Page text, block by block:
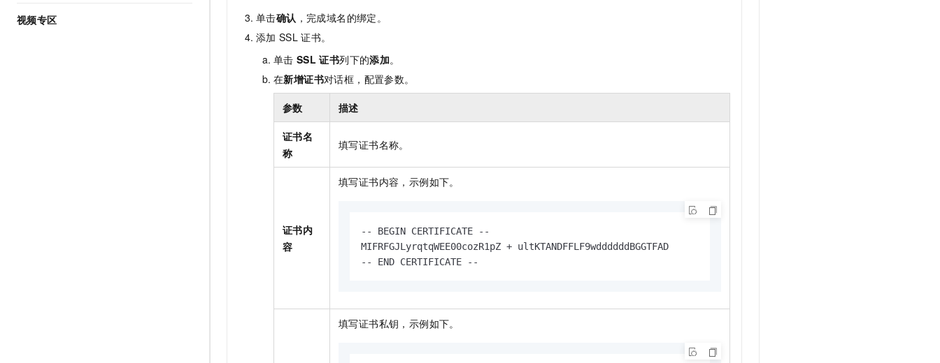
视频专区 单击确认 ，完成域名的绑定。
添加 SSL 证书。
单击 SSL 证书列下的添加。
在新增证书对话框，配置参数。
参数 描述
证书名
称
填写证书名称。
证书内
容
填写证书内容，示例如下。
-- BEGIN CERTIFICATE --
MIFRFGJLyrqtqWEE00cozR1pZ + ultKTANDFFLF9wddddddBGGTFAD
-- END CERTIFICATE --
填写证书私钥，示例如下。